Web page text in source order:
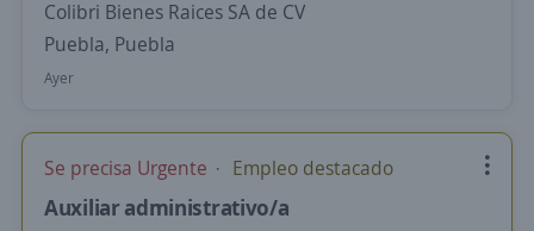
Colibri Bienes Raices SA de CV
Puebla, Puebla
Ayer
Se precisa Urgente Empleo destacado
Auxiliar administrativo/a